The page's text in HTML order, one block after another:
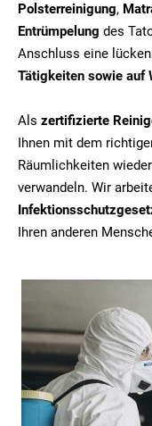
Polsterreinigung,
Entrümpelung des
Anschluss eine
Tätigkeiten sowie auf
Als zertifizierte
Ihnen mit dem
Räumlichkeiten
verwandeln. Wir
Ihren anderen